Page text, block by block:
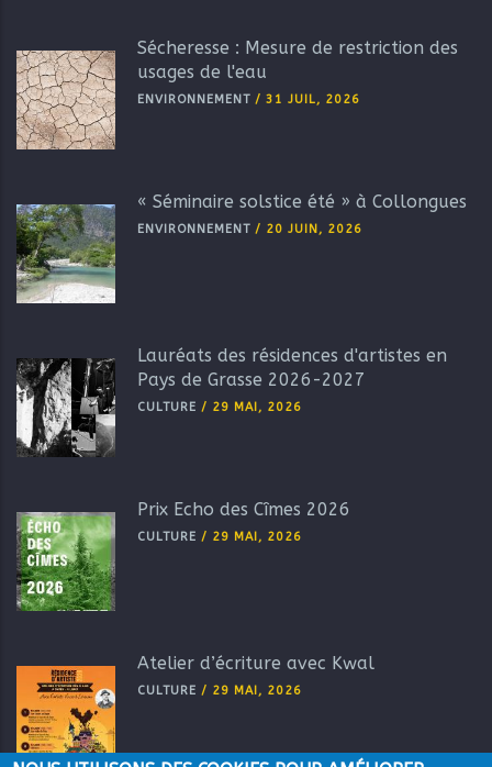
Sécheresse : Mesure de restriction des
usages de l'eau
ENVIRONNEMENT / 31 JUIL, 2026
« Séminaire solstice été » à Collongues
ENVIRONNEMENT / 20 JUIN, 2026
Lauréats des résidences d'artistes en
Pays de Grasse 2026-2027
CULTURE / 29 MAI, 2026
Prix Echo des Cîmes 2026
CULTURE / 29 MAI, 2026
Atelier d’écriture avec Kwal
CULTURE / 29 MAI, 2026